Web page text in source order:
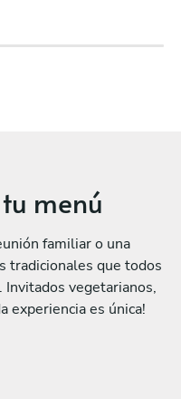
menú
familiar o una
tradicionales que todos
Invitados vegetarianos,
experiencia es única!